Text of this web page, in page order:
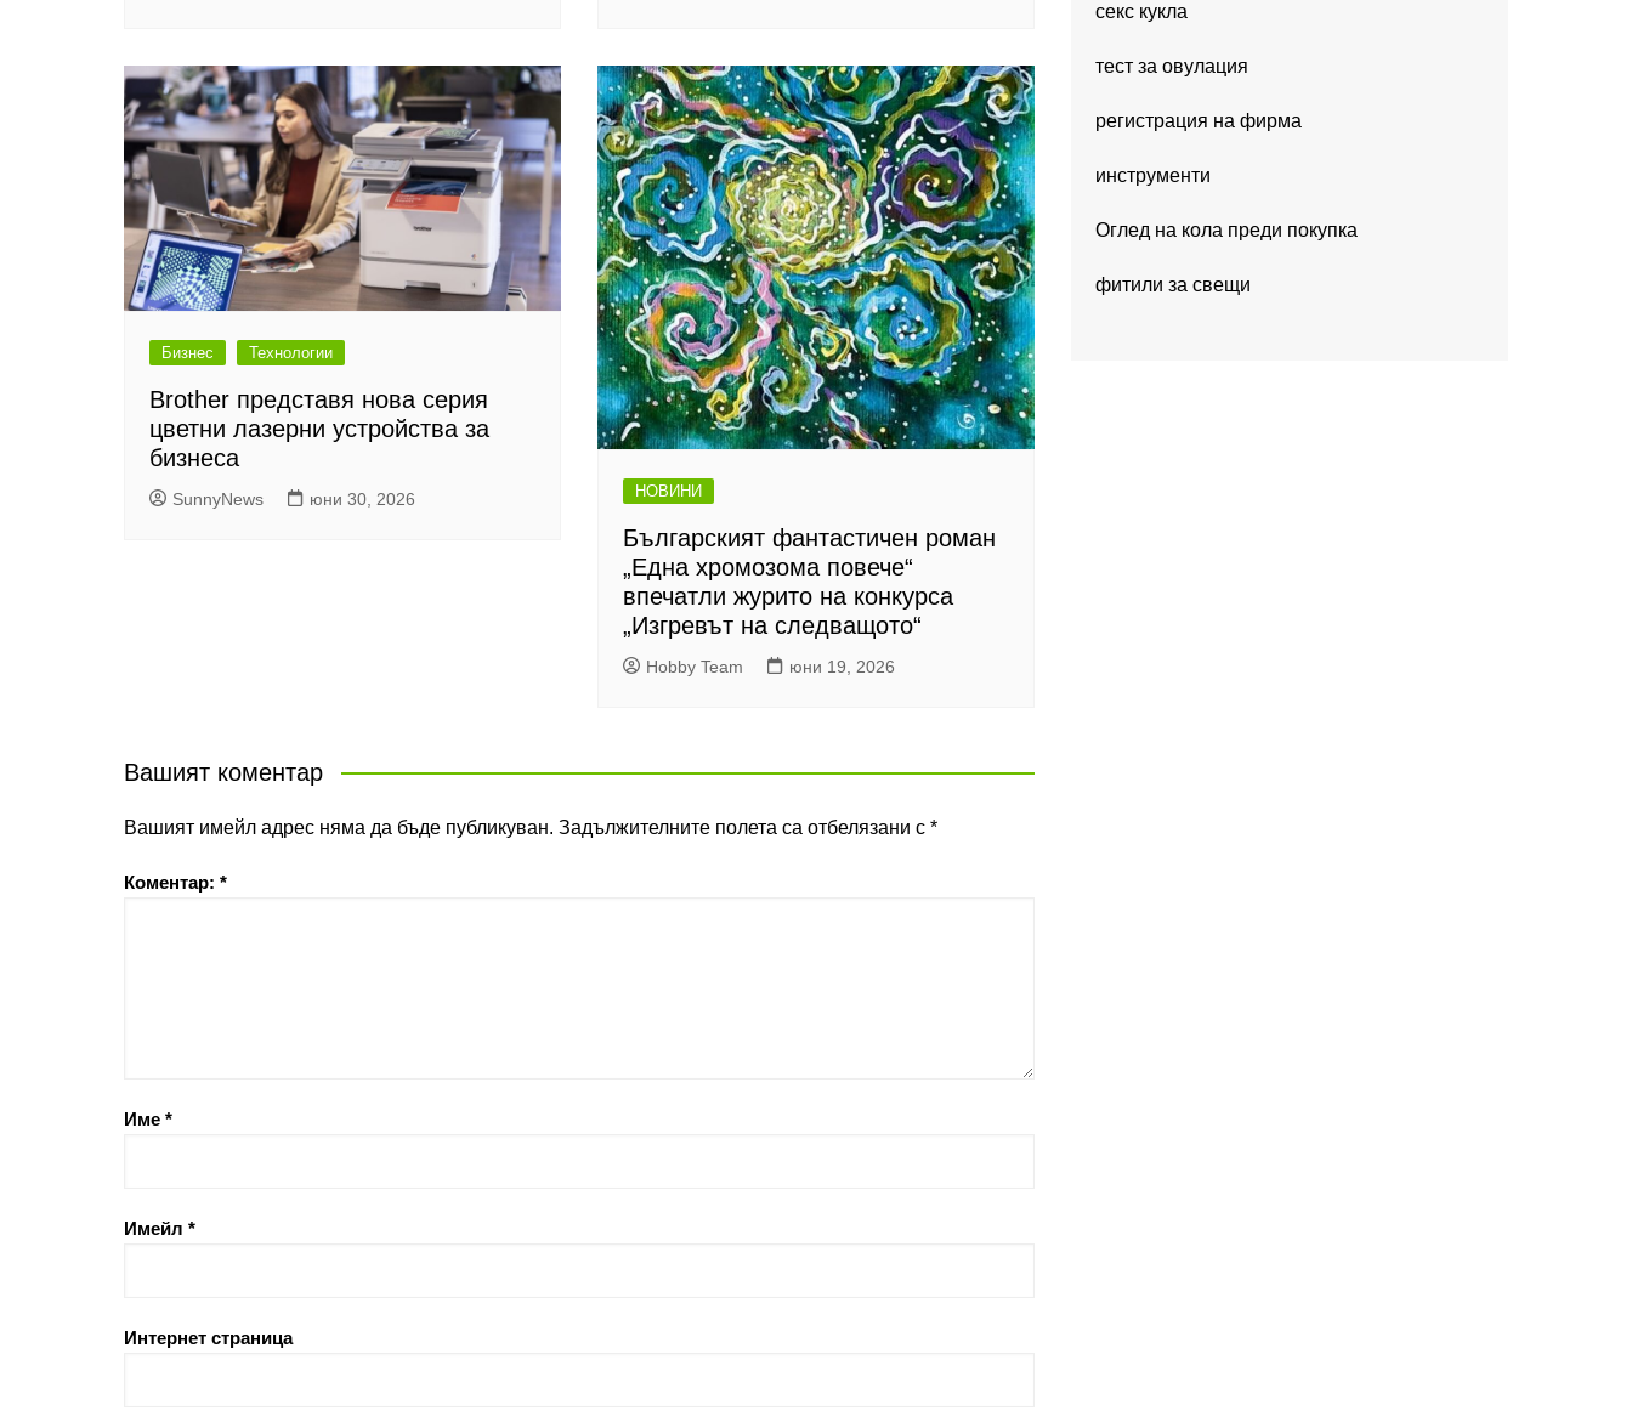
Бизнес Технологии
Brother представя нова серия
цветни лазерни устройства за
бизнеса
SunnyNews юни 30, 2026 НОВИНИ
Българският фантастичен роман
„Една хромозома повече“
впечатли журито на конкурса
„Изгревът на следващото“
Hobby Team юни 19, 2026
Вашият коментар
Вашият имейл адрес няма да бъде публикуван. Задължителните полета са отбелязани с *
Коментар: *
Име *
Имейл *
Интернет страница
секс кукла
тест за овулация
регистрация на фирма
инструменти
Оглед на кола преди покупка
фитили за свещи